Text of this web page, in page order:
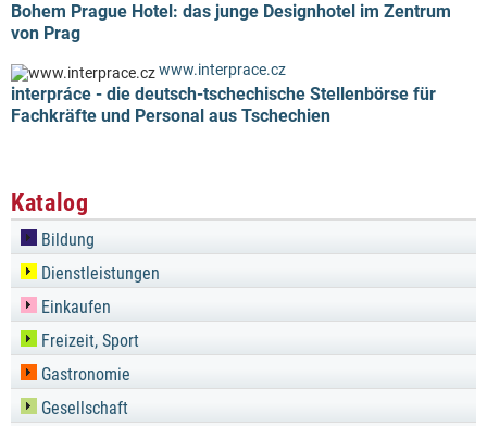
Bohem Prague Hotel: das junge Designhotel im Zentrum
von Prag
www.interprace.cz
interpráce - die deutsch-tschechische Stellenbörse für
Fachkräfte und Personal aus Tschechien
Katalog
Bildung
Dienstleistungen
Einkaufen
Freizeit, Sport
Gastronomie
Gesellschaft